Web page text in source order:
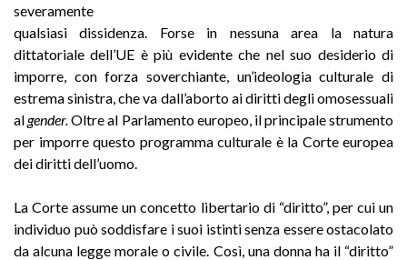
severamente
qualsiasi dissidenza. Forse in nessuna area la natura
dittatoriale dell’UE è più evidente che nel suo desiderio di
imporre, con forza soverchiante, un’ideologia culturale di
estrema sinistra, che va dall’aborto ai diritti degli omosessuali
algender. Oltre al Parlamento europeo, il principale strumento
per imporre questo programma culturale è la Corte europea
dei diritti dell’uomo.
La Corte assume un concetto libertario di “diritto”, per cui un
individuo può soddisfare i suoi istinti senza essere ostacolato
da alcuna legge morale o civile. Così, una donna ha il “diritto”